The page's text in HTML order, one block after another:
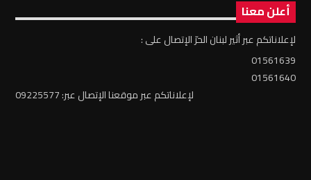
أعلن معنا
لإعلاناتكم عبر أثير لبنان الحرّ الإتصال على :
01561639
01561640
لإعلاناتكم عبر موقعنا الإتصال عبر: 09225577